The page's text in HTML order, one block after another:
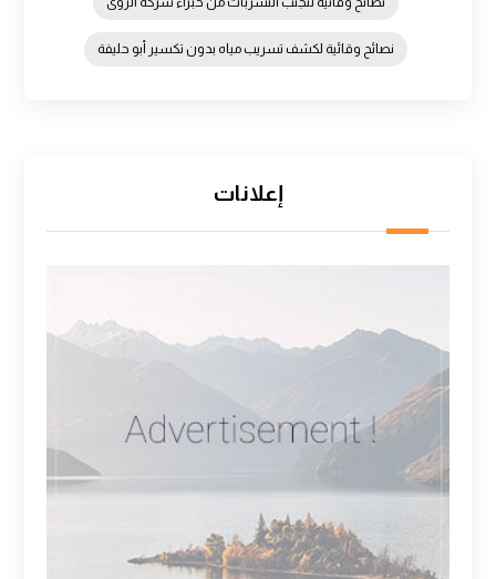
نصائح وقائية لكشف تسريب مياه بدون تكسير أبو حليفة
إعلانات